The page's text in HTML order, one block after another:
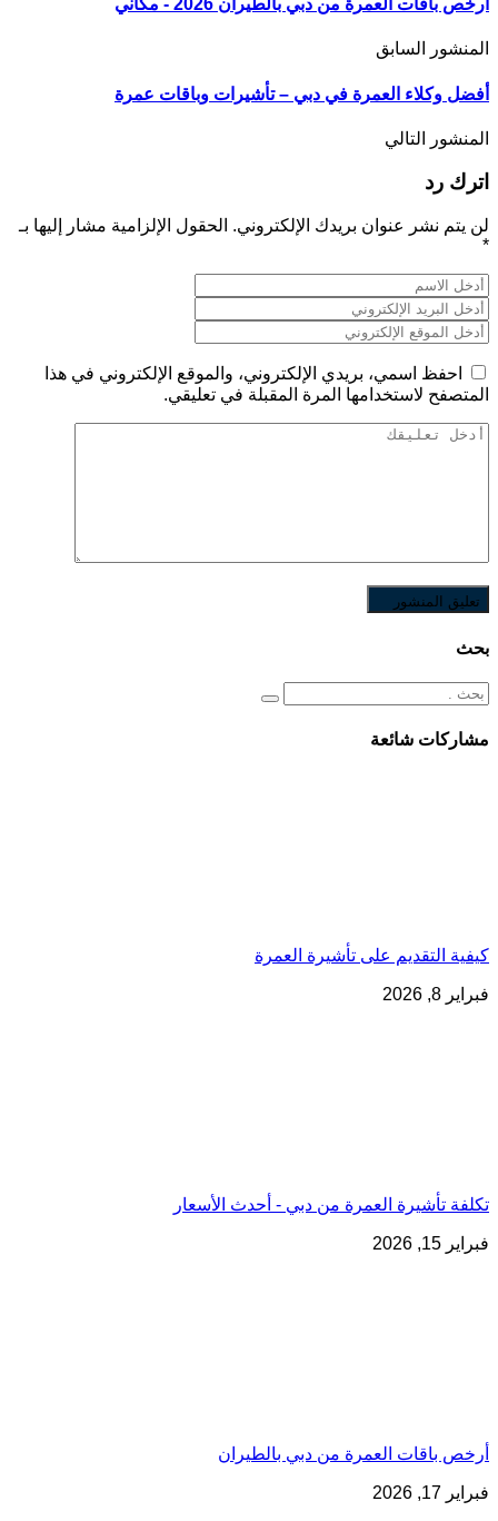
أرخص باقات العمرة من دبي بالطيران 2026 - مكاني
المنشور السابق
أفضل وكلاء العمرة في دبي – تأشيرات وباقات عمرة
المنشور التالي
اترك رد
لن يتم نشر عنوان بريدك الإلكتروني. الحقول الإلزامية مشار إليها بـ
*
احفظ اسمي، بريدي الإلكتروني، والموقع الإلكتروني في هذا
المتصفح لاستخدامها المرة المقبلة في تعليقي.
تعليق المنشور
بحث
مشاركات شائعة
كيفية التقديم على تأشيرة العمرة
فبراير 8, 2026
تكلفة تأشيرة العمرة من دبي - أحدث الأسعار
فبراير 15, 2026
أرخص باقات العمرة من دبي بالطيران
فبراير 17, 2026